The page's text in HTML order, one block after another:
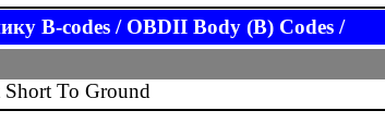
B-codes / OBDII Body (B) Codes /
To Ground